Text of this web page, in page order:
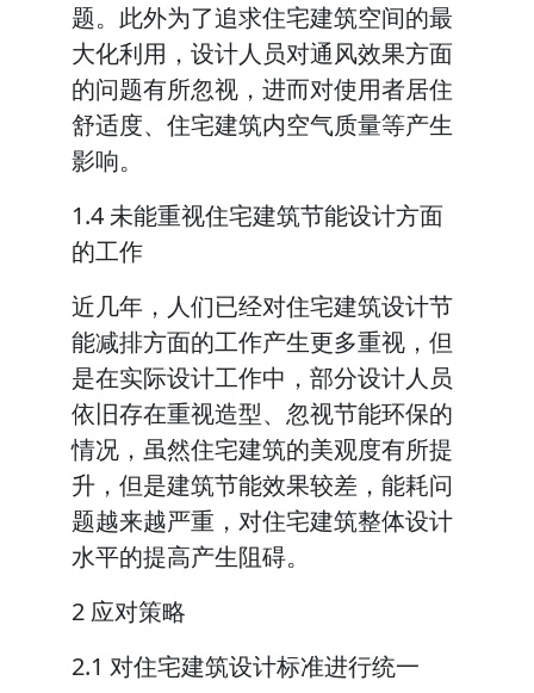
题。此外为了追求住宅建筑空间的最
大化利用，设计人员对通风效果方面
的问题有所忽视，进而对使用者居住
舒适度、住宅建筑内空气质量等产生
影响。
1.4 未能重视住宅建筑节能设计方面
的工作
近几年，人们已经对住宅建筑设计节
能减排方面的工作产生更多重视，但
是在实际设计工作中，部分设计人员
依旧存在重视造型、忽视节能环保的
情况，虽然住宅建筑的美观度有所提
升，但是建筑节能效果较差，能耗问
题越来越严重，对住宅建筑整体设计
水平的提高产生阻碍。
2 应对策略
2.1 对住宅建筑设计标准进行统一